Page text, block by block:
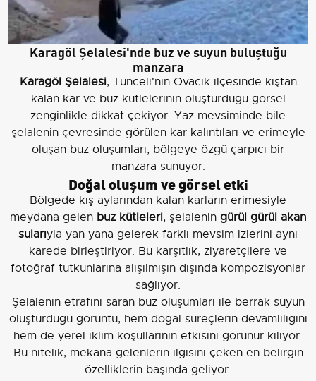
Karagöl Şelalesi'nde buz ve suyun buluştuğu
manzara
Karagöl Şelalesi, Tunceli'nin Ovacık ilçesinde kıştan
kalan kar ve buz kütlelerinin oluşturduğu görsel
zenginlikle dikkat çekiyor. Yaz mevsiminde bile
şelalenin çevresinde görülen kar kalıntıları ve erimeyle
oluşan buz oluşumları, bölgeye özgü çarpıcı bir
manzara sunuyor.
Doğal oluşum ve görsel etki
Bölgede kış aylarından kalan karların erimesiyle
meydana gelen buz kütleleri, şelalenin gürül gürül akan
sularıyla yan yana gelerek farklı mevsim izlerini aynı
karede birleştiriyor. Bu karşıtlık, ziyaretçilere ve
fotoğraf tutkunlarına alışılmışın dışında kompozisyonlar
sağlıyor.
Şelalenin etrafını saran buz oluşumları ile berrak suyun
oluşturduğu görüntü, hem doğal süreçlerin devamlılığını
hem de yerel iklim koşullarının etkisini görünür kılıyor.
Bu nitelik, mekana gelenlerin ilgisini çeken en belirgin
özelliklerin başında geliyor.